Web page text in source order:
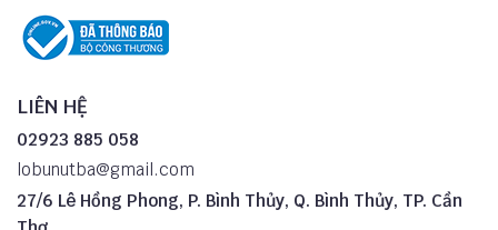
LIÊN HỆ
02923 885 058
lobunutba@gmail.com
27/6 Lê Hồng Phong, P. Bình Thủy, Q. Bình Thủy, TP. Cần